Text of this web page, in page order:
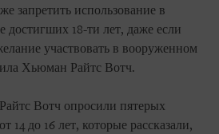
запретить использование в
достигших 18-ти лет, даже если
участвовать в вооруженном
Хьюман Райтс Вотч.
Вотч опросили пятерых
14 до 16 лет, которые рассказали,